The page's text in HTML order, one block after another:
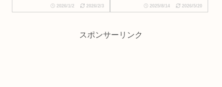
2026/1/2 2026/2/3 2025/8/14 2026/5/20
スポンサーリンク